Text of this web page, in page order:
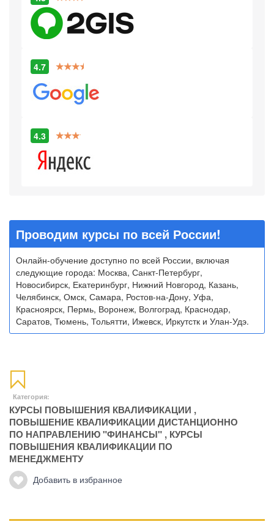
4.7
4.3
Проводим курсы по всей России!
Онлайн-обучение доступно по всей России, включая
следующие города: Москва, Санкт-Петербург,
Новосибирск, Екатеринбург, Нижний Новгород, Казань,
Челябинск, Омск, Самара, Ростов-на-Дону, Уфа,
Красноярск, Пермь, Воронеж, Волгоград, Краснодар,
Саратов, Тюмень, Тольятти, Ижевск, Иркутстк и Улан-Удэ.
Категория:
КУРСЫ ПОВЫШЕНИЯ КВАЛИФИКАЦИИ ,
ПОВЫШЕНИЕ КВАЛИФИКАЦИИ ДИСТАНЦИОННО
ПО НАПРАВЛЕНИЮ "ФИНАНСЫ" , КУРСЫ
ПОВЫШЕНИЯ КВАЛИФИКАЦИИ ПО
МЕНЕДЖМЕНТУ
Добавить в избранное